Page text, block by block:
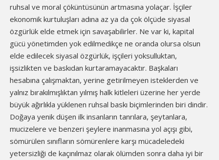
ruhsal ve moral çöküntüsünün artmasına yolaçar. İşçiler
ekonomik kurtuluşları adına az ya da çok ölçüde siyasal
özgürlük elde etmek için savaşabilirler. Ne var ki, kapital
gücü yönetimden yok edilmedikçe ne oranda olursa olsun
elde edilecek siyasal özgürlük, işçileri yoksulluktan,
işsizlikten ve baskıdan kurtaramayacaktır. Başkaları
hesabına çalışmaktan, yerine getirilmeyen isteklerden ve
yalnız bırakılmışlıktan yılmış halk kitleleri üzerine her yerde
büyük ağırlıkla yüklenen ruhsal baskı biçimlerinden biri dindir.
Doğaya yenik düşen ilk insanların tanrılara, şeytanlara,
mucizelere ve benzeri şeylere inanmasına yol açışı gibi,
sömürülen sınıfların sömürenlere karşı mücadeledeki
yetersizliği de kaçınılmaz olarak ölümden sonra daha iyi bir